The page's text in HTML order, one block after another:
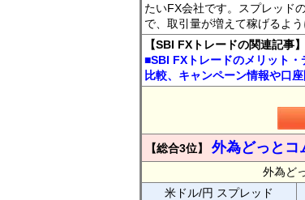
たいFX会社です。スプレッド
で、取引量が増えて稼げるよ
【SBI FXトレードの関連記事】
■SBI FXトレードのメリット
比較、キャンペーン情報や口
【総合3位】 外為どっとコ
外為ど
米ドル/円 スプレッド